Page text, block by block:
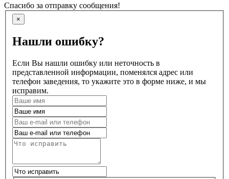
Спасибо за отправку сообщения!
×
Нашли ошибку?
Если Вы нашли ошибку или неточность в
представленной информации, поменялся адрес или
телефон заведения, то укажите это в форме ниже, и мы
исправим.